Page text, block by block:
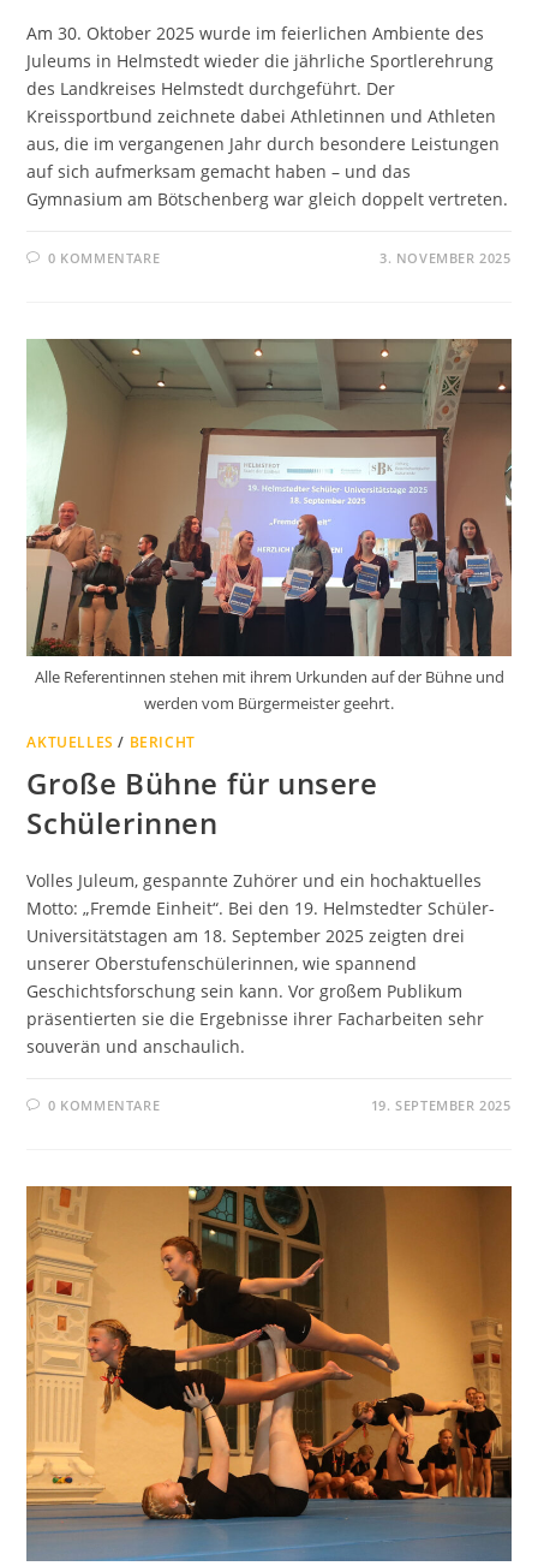
Am 30. Oktober 2025 wurde im feierlichen Ambiente des
Juleums in Helmstedt wieder die jährliche Sportlerehrung
des Landkreises Helmstedt durchgeführt. Der
Kreissportbund zeichnete dabei Athletinnen und Athleten
aus, die im vergangenen Jahr durch besondere Leistungen
auf sich aufmerksam gemacht haben – und das
Gymnasium am Bötschenberg war gleich doppelt vertreten.
0 KOMMENTARE 3. NOVEMBER 2025
Alle Referentinnen stehen mit ihrem Urkunden auf der Bühne und
werden vom Bürgermeister geehrt.
AKTUELLES / BERICHT
Große Bühne für unsere
Schülerinnen
Volles Juleum, gespannte Zuhörer und ein hochaktuelles
Motto: „Fremde Einheit“. Bei den 19. Helmstedter Schüler-
Universitätstagen am 18. September 2025 zeigten drei
unserer Oberstufenschülerinnen, wie spannend
Geschichtsforschung sein kann. Vor großem Publikum
präsentierten sie die Ergebnisse ihrer Facharbeiten sehr
souverän und anschaulich.
0 KOMMENTARE 19. SEPTEMBER 2025